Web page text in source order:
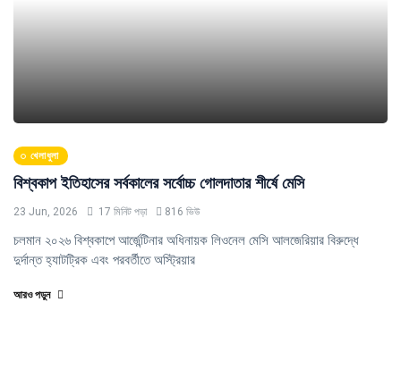
খেলাধুলা
বিশ্বকাপ ইতিহাসের সর্বকালের সর্বোচ্চ গোলদাতার শীর্ষে মেসি
23 Jun, 2026 17 মিনিট পড়া 816 ভিউ
চলমান ২০২৬ বিশ্বকাপে আর্জেন্টিনার অধিনায়ক লিওনেল মেসি আলজেরিয়ার বিরুদ্ধে
দুর্দান্ত হ্যাটট্রিক এবং পরবর্তীতে অস্ট্রিয়ার
আরও পড়ুন